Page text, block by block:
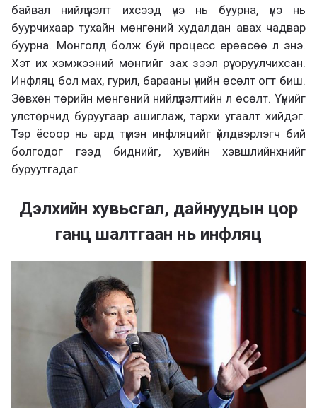
байвал нийлүүлэлт ихсээд үнэ нь буурна, үнэ нь
буурчихаар тухайн мөнгөний худалдан авах чадвар
буурна. Монголд болж буй процесс ерөөсөө л энэ.
Хэт их хэмжээний мөнгийг зах зээл рүү оруулчихсан.
Инфляц бол мах, гурил, барааны үнийн өсөлт огт биш.
Зөвхөн төрийн мөнгөний нийлүүлэлтийн л өсөлт. Үүнийг
улстөрчид буруугаар ашиглаж, тархи угаалт хийдэг.
Тэр ёсоор нь ард түмэн инфляцийг үйлдвэрлэгч бий
болгодог гээд биднийг, хувийн хэвшлийнхнийг
буруутгадаг.
Дэлхийн хувьсгал, дайнуудын цор
ганц шалтгаан нь инфляц